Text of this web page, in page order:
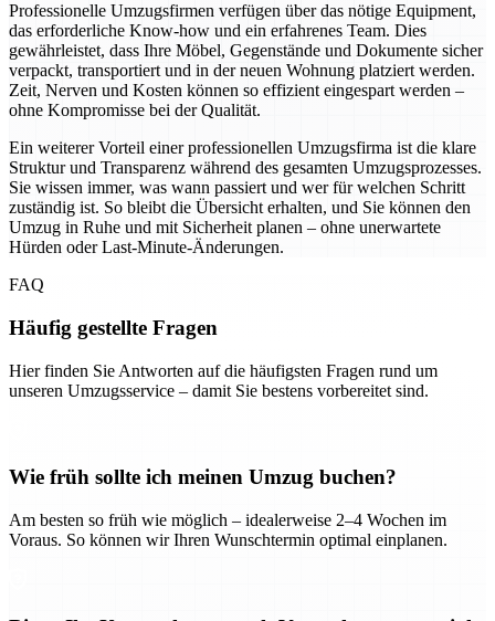
Professionelle Umzugsfirmen verfügen über das nötige Equipment,
das erforderliche Know-how und ein erfahrenes Team. Dies
gewährleistet, dass Ihre Möbel, Gegenstände und Dokumente sicher
verpackt, transportiert und in der neuen Wohnung platziert werden.
Zeit, Nerven und Kosten können so effizient eingespart werden –
ohne Kompromisse bei der Qualität.
Ein weiterer Vorteil einer professionellen Umzugsfirma ist die klare
Struktur und Transparenz während des gesamten Umzugsprozesses.
Sie wissen immer, was wann passiert und wer für welchen Schritt
zuständig ist. So bleibt die Übersicht erhalten, und Sie können den
Umzug in Ruhe und mit Sicherheit planen – ohne unerwartete
Hürden oder Last-Minute-Änderungen.
FAQ
Häufig gestellte Fragen
Hier finden Sie Antworten auf die häufigsten Fragen rund um
unseren Umzugsservice – damit Sie bestens vorbereitet sind.
Wie früh sollte ich meinen Umzug buchen?
Am besten so früh wie möglich – idealerweise 2–4 Wochen im
Voraus. So können wir Ihren Wunschtermin optimal einplanen.